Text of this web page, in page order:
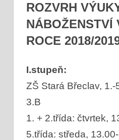
ROZVRH
NÁBOŽENSTVÍ
ROCE 2018/
I.stupeň:
ZŠ Stará Břeclav,
3.B
1. + 2.třída: čtvrtek,
5.třída: středa,